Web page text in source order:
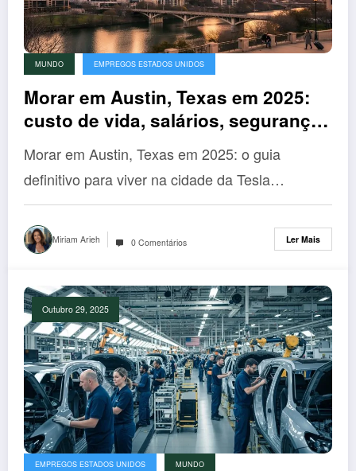
MUNDO EMPREGOS ESTADOS UNIDOS
Morar em Austin, Texas em 2025:
custo de vida, salários, segurança
e como se mudar para a cidade da
Tesla
Morar em Austin, Texas em 2025: o guia
definitivo para viver na cidade da Tesla…
Miriam Arieh 0 Comentários Ler Mais
Outubro 29, 2025
EMPREGOS ESTADOS UNIDOS MUNDO